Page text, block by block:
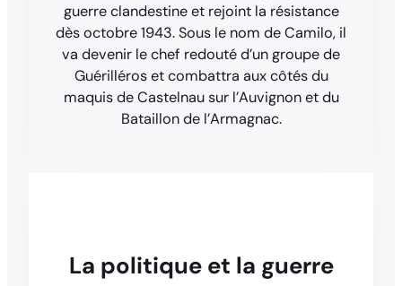
guerre clandestine et rejoint la résistance
dès octobre 1943. Sous le nom de Camilo, il
va devenir le chef redouté d’un groupe de
Guérilléros et combattra aux côtés du
maquis de Castelnau sur l’Auvignon et du
Bataillon de l’Armagnac.
La politique et la guerre